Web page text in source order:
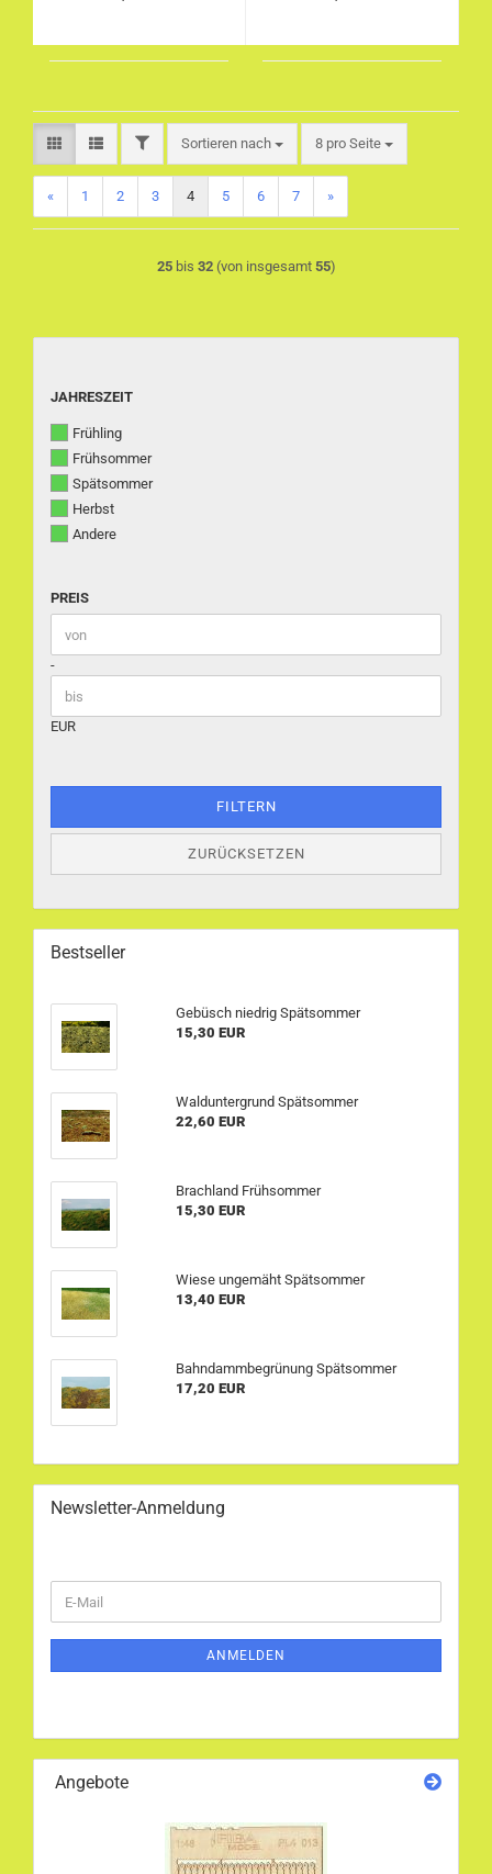
FILTERSortieren nach
Sortieren nach 8 pro Seite
pro Seite
« 1 2 3 4 5 6 7 »
25bis 32(von insgesamt 55)
JAHRESZEIT
JAHRESZEIT
Frühling
Frühsommer
Spätsommer
Herbst
Andere
PREIS
PREIS
Preis bis
-
EUR
FILTERN
ZURÜCKSETZEN
Bestseller
Gebüsch niedrig Spätsommer
15,30 EUR
Walduntergrund Spätsommer
22,60 EUR
Brachland Frühsommer
15,30 EUR
Wiese ungemäht Spätsommer
13,40 EUR
Bahndammbegrünung Spätsommer
17,20 EUR
Newsletter-Anmeldung
ZUR
E-
Mail
ANMELDEN
Angebote